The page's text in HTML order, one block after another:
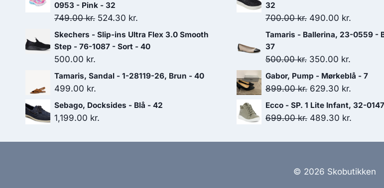
0953 - Pink - 32
749.00kr. Den
oprindelige
pris
749.00 kr..
524.30 kr.
aktuelle
pris
524.30 kr..
Skechers - Slip-ins Ultra Flex 3.0 Smooth
Step - 76-1087 - Sort - 40
500.00 kr.
Tamaris, Sandal - 1-28119-26, Brun - 40
499.00 kr.
Sebago, Docksides - Blå - 42
1,199.00 kr.
var:
1,199.00 kr..839.30
32
700.00kr. Den
oprindelige
var:
700.00 kr..
490.00 kr.
aktuelle
490.00
Tamaris - Ballerina, 23-0559 -
37
500.00kr. Den
oprindelige
pris
500.00 kr..
350.00 kr.
aktuelle
Gabor, Pump - Mørkeblå - 7
899.00kr. Den
oprindelige
pris
899.00 kr..
629.30 kr.
aktuelle
629.30
Ecco - SP. 1 Lite Infant, 32-
699.00kr. Den
pris
699.00 kr..
489.30 kr.
pris
489.30
© 2026 Skobutikken